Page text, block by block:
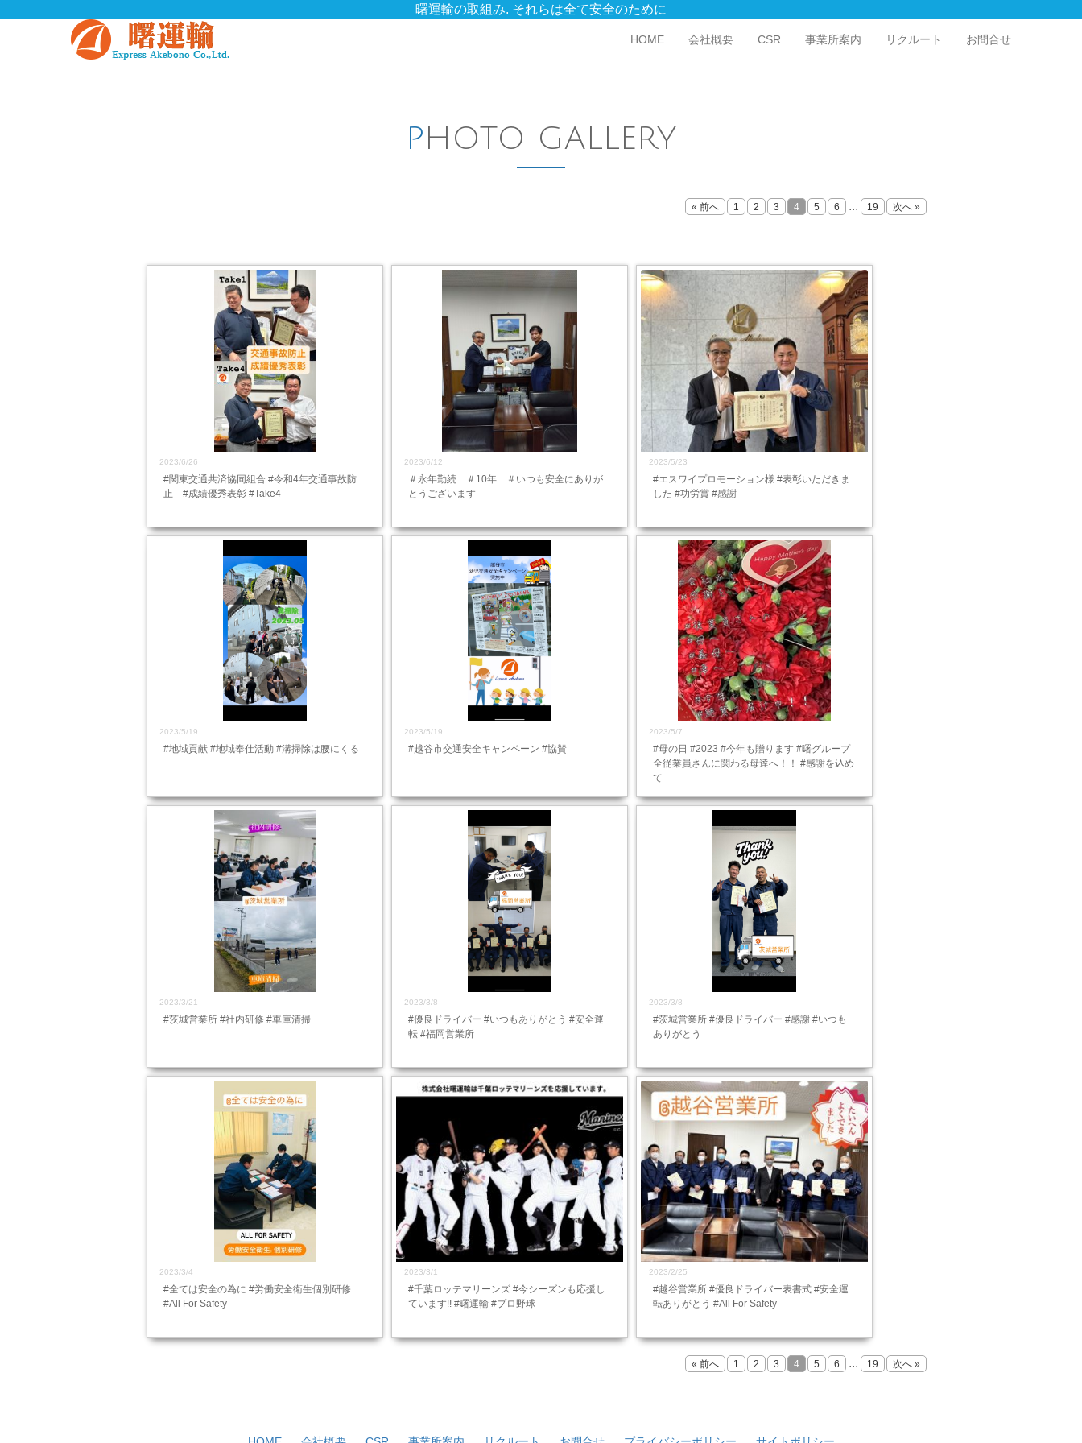
曙運輸の取組み. それらは全て安全のために
HOME 会社概要 CSR 事業所案内 リクルート お問合せ
PHOTO GALLERY
« 前へ 1 2 3 4 5 6 ... 19 次へ »
2023/6/26
#関東交通共済協同組合 #令和4年交通事故防
止 #成績優秀表彰 #Take4
2023/6/12
＃永年勤続 ＃10年 ＃いつも安全にありが
とうございます
2023/5/23
#エスワイプロモーション様 #表彰いただきま
した #功労賞 #感謝
2023/5/19
#地域貢献 #地域奉仕活動 #溝掃除は腰にくる
2023/5/19
#越谷市交通安全キャンペーン #協賛
2023/5/7
#母の日 #2023 #今年も贈ります #曙グループ
全従業員さんに関わる母達へ！！ #感謝を込め
て
2023/3/21
#茨城営業所 #社内研修 #車庫清掃
2023/3/8
#優良ドライバー #いつもありがとう #安全運
転 #福岡営業所
2023/3/8
#茨城営業所 #優良ドライバー #感謝 #いつも
ありがとう
2023/3/4
#全ては安全の為に #労働安全衛生個別研修
#All For Safety
2023/3/1
#千葉ロッテマリーンズ #今シーズンも応援し
ています!! #曙運輸 #プロ野球
2023/2/25
#越谷営業所 #優良ドライバー表書式 #安全運
転ありがとう #All For Safety
« 前へ 1 2 3 4 5 6 ... 19 次へ »